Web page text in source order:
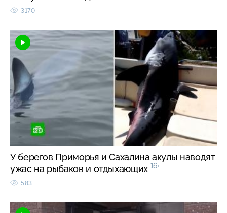
3170
У берегов Приморья и Сахалина акулы наводят
ужас на рыбаков и отдыхающих 16+
583